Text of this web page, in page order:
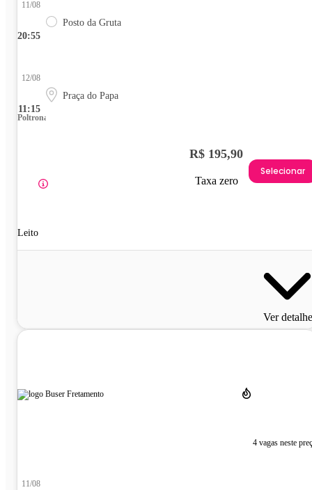
20:55
11/08
Posto da Gruta
11:15
12/08
Praça do Papa
Poltrona
Leito
R$ 195,90
Taxa zero
Selecionar
Ver
4 vagas neste
11/08